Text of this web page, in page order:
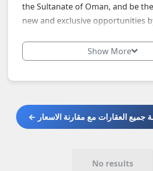
the Sultanate of Oman, and be
new and exclusive opportunities
Show More
جميع العقارات مع مقارنة الاسعار ←
No results